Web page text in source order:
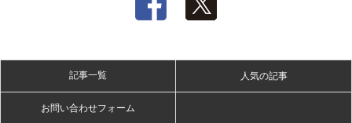
記事一覧 人気の記事
お問い合わせフォーム